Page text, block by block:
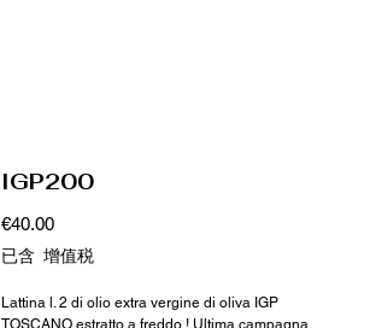
IGP200
€40.00價
格
已含 增值税
Lattina l. 2 di olio extra vergine di oliva IGP
TOSCANO estratto a freddo ! Ultima campagna